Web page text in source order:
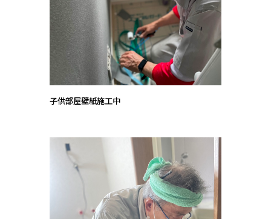
子供部屋壁紙施工中